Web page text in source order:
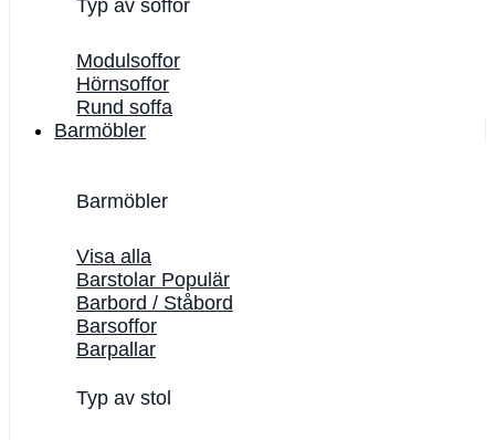
Typ av soffor
Modulsoffor
Hörnsoffor
Rund soffa
Barmöbler
Barmöbler
Visa alla
Barstolar
Barbord / Ståbord
Barsoffor
Barpallar
Typ av stol